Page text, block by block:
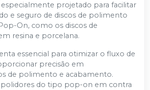
projetado para facilitar
e seguro de discos de polimento
On, como os discos de
resina e porcelana.
essencial para otimizar o fluxo de
precisão em
de polimento e acabamento.
do tipo pop-on em contra